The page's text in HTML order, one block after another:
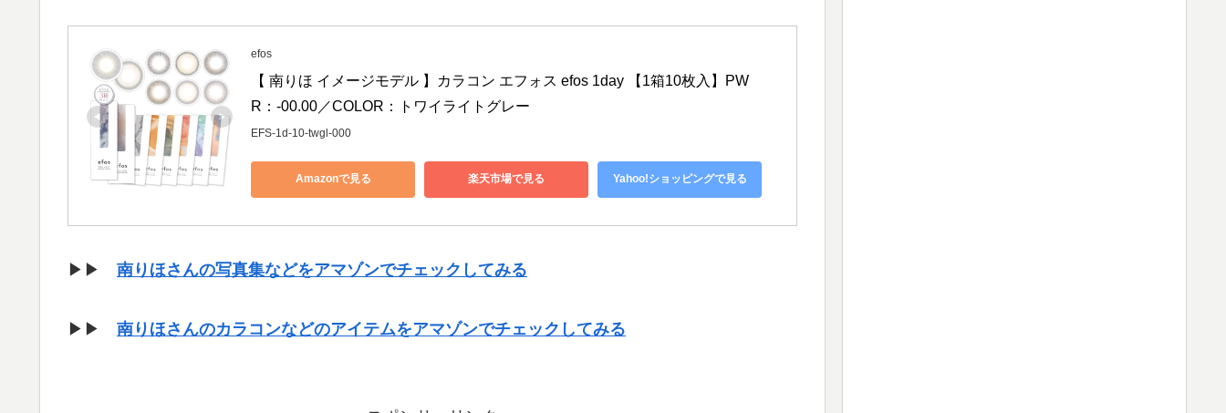
efos
【 南りほ イメージモデル 】カラコン エフォス efos 1day 【1箱10枚入】PW
R：-00.00／COLOR：トワイライトグレー
EFS-1d-10-twgl-000
Amazonで見る 楽天市場で見る Yahoo!ショッピングで見る
▶▶ 南りほさんの写真集などをアマゾンでチェックしてみる
▶▶ 南りほさんのカラコンなどのアイテムをアマゾンでチェックしてみる